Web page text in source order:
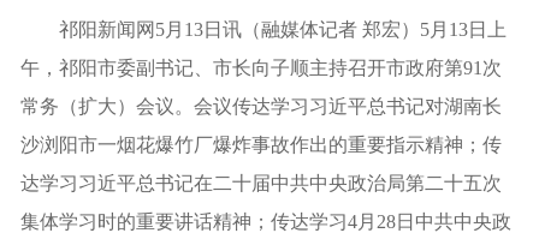
祁阳新闻网5月13日讯（融媒体记者 郑宏）5月13日上
午，祁阳市委副书记、市长向子顺主持召开市政府第91次
常务（扩大）会议。会议传达学习习近平总书记对湖南长
沙浏阳市一烟花爆竹厂爆炸事故作出的重要指示精神；传
达学习习近平总书记在二十届中共中央政治局第二十五次
集体学习时的重要讲话精神；传达学习4月28日中共中央政